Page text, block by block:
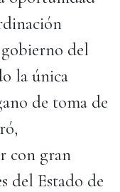
del
la única
de toma de
con gran
del Estado de